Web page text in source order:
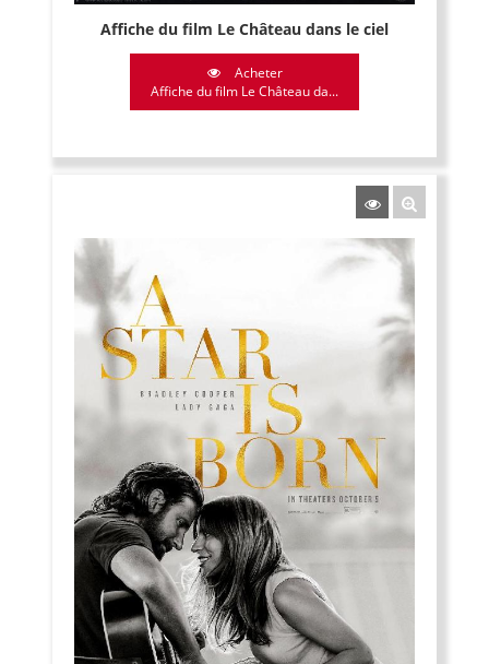
Affiche du film Le Château dans le ciel
Acheter
Affiche du film Le Château da...